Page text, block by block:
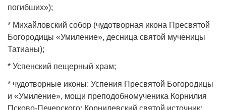
погибших»);
* Михайловский собор (чудотворная икона Пресвятой
Богородицы «Умиление», десница святой мученицы
Татианы);
* Успенский пещерный храм;
* чудотворные иконы: Успения Пресвятой Богородицы
и «Умиление», мощи преподобномученика Корнилия
Псково‑Печерского; Корнилевский святой источник;